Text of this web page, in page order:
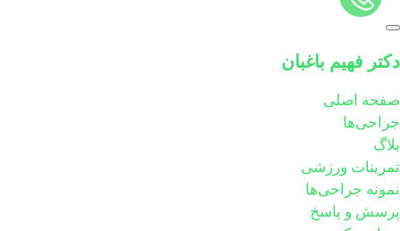
دکتر فهیم باغبان
صفحه اصلی
جراحی‌ها
بلاگ
تمرینات ورزشی
نمونه جراحی‌ها
پرسش و پاسخ